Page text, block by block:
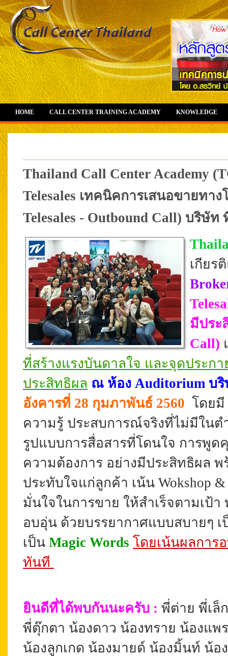
HOME CALL CENTER TRAINING ACADEMY KNOWLEDGE
Thailand Call Center Academy
Telesales เทคนิคการเสนอขายทา
Telesales - Outbound Call) บริษั
เกียร
มีประ
Call)
ที่สร้างแรงบันดาลใจ และจุดประก
ประสิทธิผล ณ ห้อง Auditorium บ
อังคารที่ 28 กุมภาพันธ์ 2560 โดยมี
ความรู้ ประสบการณ์จริงที่ไม่มีในต
รูปแบบการสื่อสารที่โดนใจ การพูด
ความต้องการ อย่างมีประสิทธิผล
ประทับใจแก่ลูกค้า เน้น Wokshop
มั่นใจในการขาย ให้สำเร็จตามเป้า
อบอุ่น ด้วยบรรยากาศแบบสบายๆ เ
เป็น Magic Words โดยเน้นผลการ
ทันที
ยินดีที่ได้พบกันนะครับ : พี่ต่าย พี่เล็
พี่ตุ๊กตา น้องดาว น้องทราย น้องแพ
น้องลูกเกด น้องมายด์ น้องมิ้นท์ น้อ